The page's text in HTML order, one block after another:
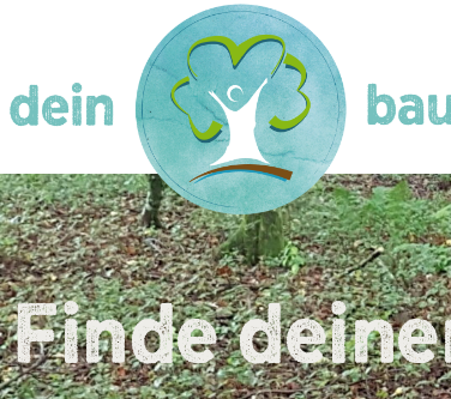
Finde